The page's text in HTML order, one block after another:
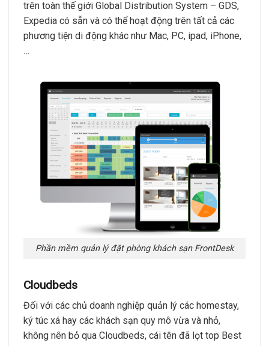
trên toàn thế giới Global Distribution System – GDS,
Expedia có sẵn và có thể hoạt động trên tất cả các
phương tiện di động khác như Mac, PC, ipad, iPhone,
…
Phần mềm quản lý đặt phòng khách sạn FrontDesk
Cloudbeds
Đối với các chủ doanh nghiệp quản lý các homestay,
ký túc xá hay các khách sạn quy mô vừa và nhỏ,
không nên bỏ qua Cloudbeds, cái tên đã lọt top Best